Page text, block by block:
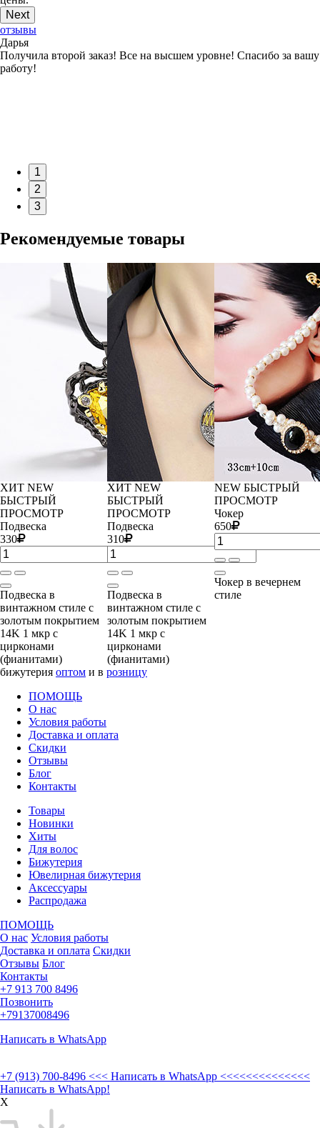
Next
отзывы
Дарья
Получила второй заказ! Все на высшем уровне! Спасибо за вашу
работу!
1
2
3
Рекомендуемые товары
ХИТ NEW
БЫСТРЫЙ
ПРОСМОТР
Подвеска
330
Подвеска в
винтажном стиле с
золотым покрытием
14K 1 мкр с
цирконами
(фианитами)
ХИТ NEW
БЫСТРЫЙ
ПРОСМОТР
Подвеска
310
Подвеска в
винтажном стиле с
золотым покрытием
14K 1 мкр с
цирконами
(фианитами)
NEW БЫСТРЫЙ
ПРОСМОТР
Чокер
650
Чокер в вечернем
стиле
бижутерия оптом и в розницу
ПОМОЩЬ
О нас
Условия работы
Доставка и оплата
Скидки
Отзывы
Блог
Контакты
Товары
Новинки
Хиты
Для волос
Бижутерия
Ювелирная бижутерия
Аксессуары
Распродажа
ПОМОЩЬ
О нас Условия работы
Доставка и оплата Скидки
Отзывы Блог
Контакты
+7 913 700 8496
Позвонить
+79137008496
Написать в WhatsApp
+7 (913) 700-8496 <<< Написать в WhatsApp <<<<<<<<<<<<<<
Написать в WhatsApp!
X